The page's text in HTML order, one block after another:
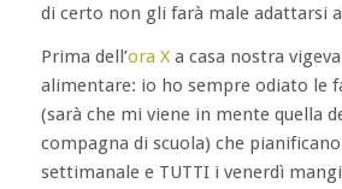
di certo non gli farà male adattarsi
Prima dell’ora Xa casa nostra vigeva
alimentare: io ho sempre odiato le
(sarà che mi viene in mente quella
compagna di scuola) che
settimanale e TUTTI i venerdì